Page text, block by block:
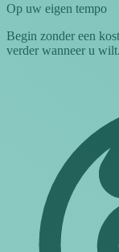
Op uw eigen tempo
Begin zonder een
verder wanneer u wilt.